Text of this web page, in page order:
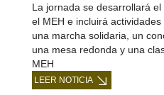
La jornada se desarrollará
el MEH e incluirá
una marcha solidaria, un
una mesa redonda y una
MEH
LEER NOTICIA